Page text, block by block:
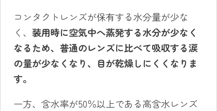
コンタクトレンズが保有する水分量が少な
く、 装用時に空気中へ蒸発する水分が少なく
なるため、普通のレンズに比べて吸収する涙
の量が少なくなり、目が乾燥しにくくなりま
す。
一方、含水率が50％以上である高含水レンズ